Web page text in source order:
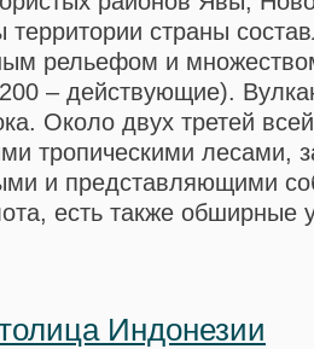
территории страны
рельефом и
– действующие).
Около двух третей
тропическими лесами,
и представляющими
есть также обширные
Индонезии